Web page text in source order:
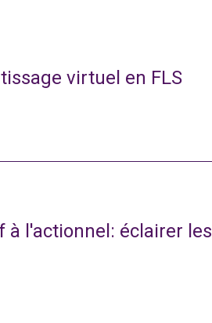
virtuel en FLS
à l'actionnel: éclairer les